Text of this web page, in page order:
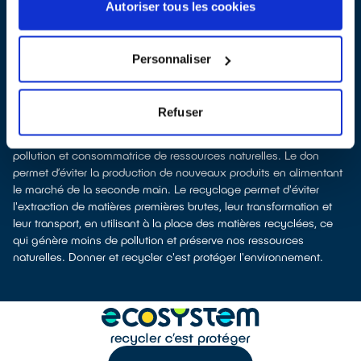
Autoriser tous les cookies
Personnaliser
Refuser
déposer en magasin(reprise avec ou sans condition d'achat
À Montigny-sur-Loing, les points de collecte, partenaires de notre
ecosystem, nous remettent ensuite les appareils
collectés afin que nous prenions en charge leur dépollution et
leur recyclage.
Recycler, c’est économiser les ressources et réduire l’impact
La fabrication d’appareils électriques neufs est génératrice de
pollution et consommatrice de ressources naturelles. Le don
permet d’éviter la production de nouveaux produits en alimentant
le marché de la seconde main. Le recyclage permet d'éviter
l'extraction de matières premières brutes, leur transformation et
leur transport, en utilisant à la place des matières recyclées, ce
qui génère moins de pollution et préserve nos ressources
naturelles. Donner et recycler c'est protéger l'environnement.